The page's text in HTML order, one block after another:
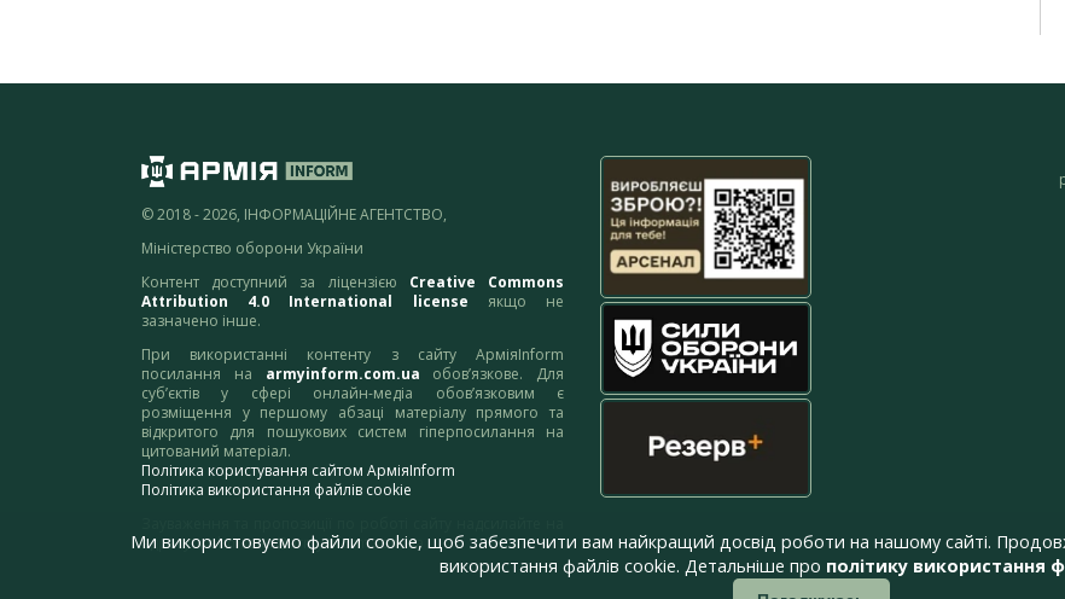
© 2018 - 2026, ІНФОРМАЦІЙНЕ АГЕНТСТВО,
Міністерство оборони України
Контент доступний за ліцензією Creative Commons
Attribution 4.0 International license якщо не
зазначено інше.
При використанні контенту з сайту АрміяInform
посилання на armyinform.com.ua обов’язкове. Для
суб’єктів у сфері онлайн-медіа обов’язковим є
розміщення у першому абзаці матеріалу прямого та
відкритого для пошукових систем гіперпосилання на
цитований матеріал.
Політика користування сайтом АрміяInform
Політика використання файлів cookie
адресу:webmaster@armyinform.com.ua
Ми використовуємо файли cookie, щоб забезпечити вам найкращий досвід роботи на нашому сайті.
використання файлів cookie. Детальніше про політику використання